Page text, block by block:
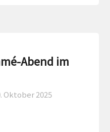
Abend im
Oktober 2025